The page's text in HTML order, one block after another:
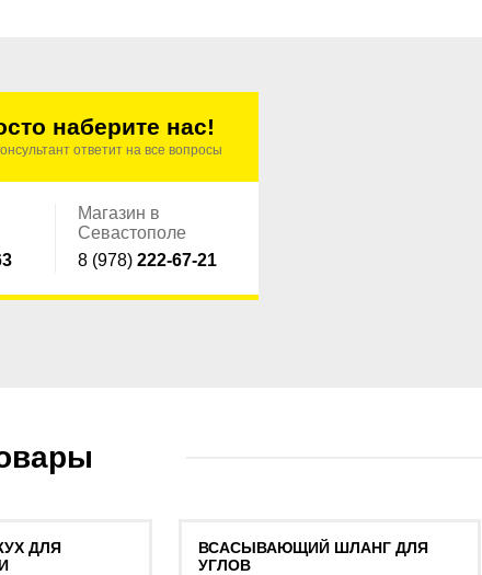
наберите нас!
ответит на все вопросы
Магазин в
Севастополе
8 (978) 222-67-21
ДЛЯ
ВСАСЫВАЮЩИЙ ШЛАНГ ДЛЯ
УГЛОВ